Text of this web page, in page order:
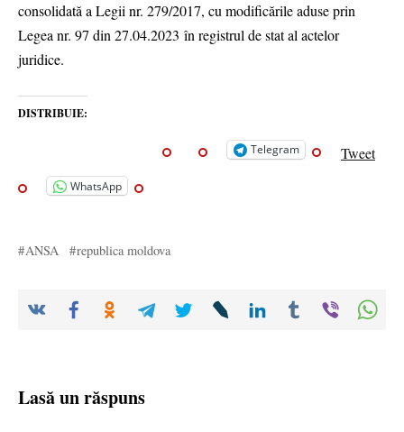
consolidată a Legii nr. 279/2017, cu modificările aduse prin
Legea nr. 97 din 27.04.2023 în registrul de stat al actelor
juridice.
DISTRIBUIE:
Telegram Tweet
WhatsApp
ANSA republica moldova
Lasă un răspuns